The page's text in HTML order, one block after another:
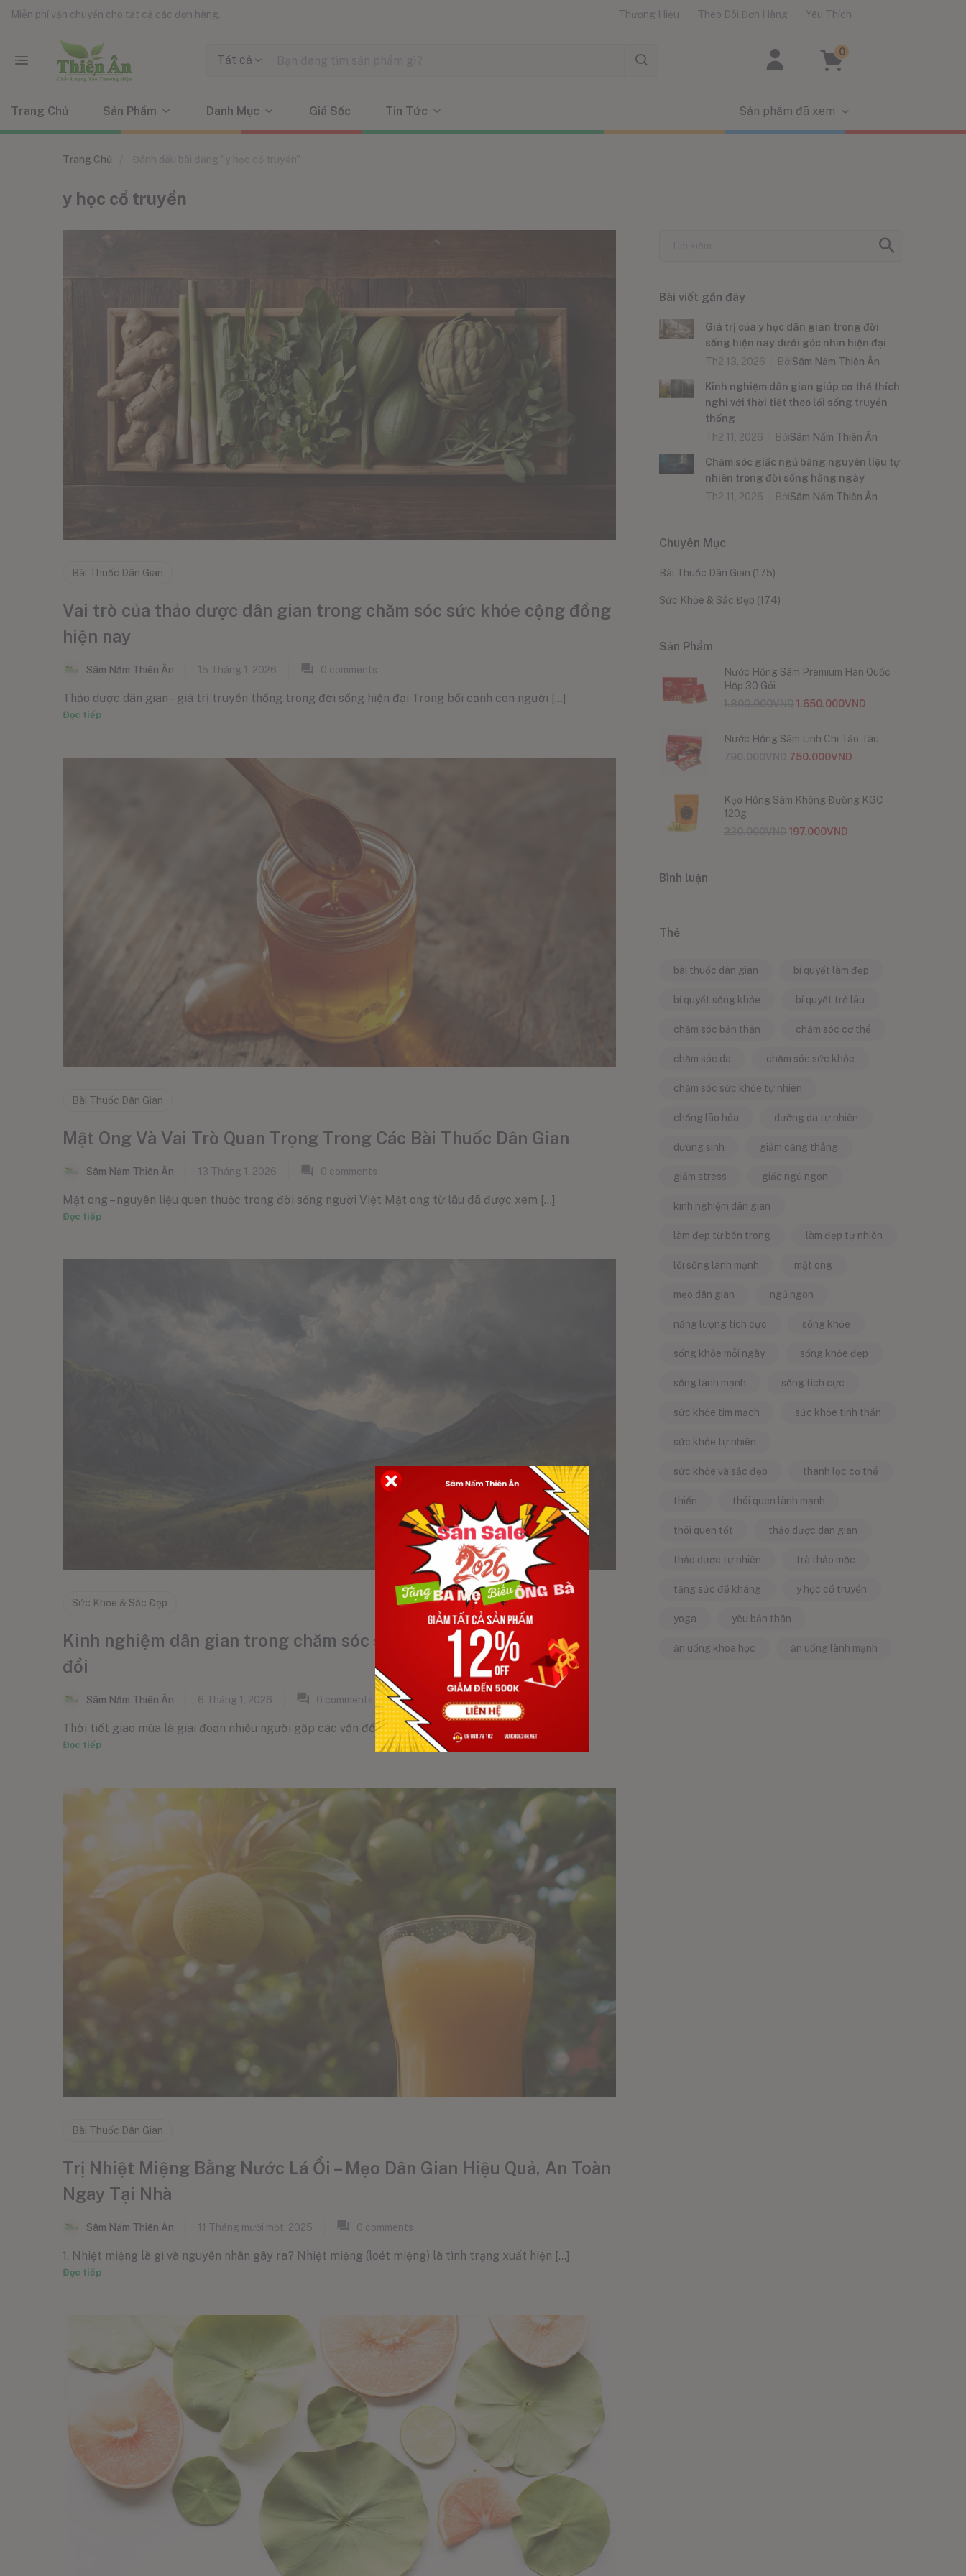
Miễn phí vận chuyển cho tất cả các đơn hàng. Thương Hiệu Theo Dõi Đơn Hàng Yêu Thích
Tất cả
0
Trang Chủ Sản Phẩm Danh Mục Giá Sốc Tin Tức Sản phẩm đã xem
Trang Chủ
y học cổ truyền
Bài Thuốc Dân Gian
Vai trò của thảo dược dân gian trong chăm sóc sức khỏe cộng đồng
hiện nay
Sâm Nấm Thiên Ân 15 Tháng 1, 2026 0 comments
Thảo dược dân gian – giá trị truyền thống trong đời sống hiện đại Trong bối cảnh con người [...]
Đọc tiếp
Bài Thuốc Dân Gian
Mật Ong Và Vai Trò Quan Trọng Trong Các Bài Thuốc Dân Gian
Sâm Nấm Thiên Ân 13 Tháng 1, 2026 0 comments
Mật ong – nguyên liệu quen thuộc trong đời sống người Việt Mật ong từ lâu đã được xem [...]
Đọc tiếp
Sức Khỏe & Sắc Đẹp
Kinh nghiệm dân gian trong chăm sóc sức khỏe khi thời tiết thay
đổi
Sâm Nấm Thiên Ân 6 Tháng 1, 2026 0 comments
Thời tiết giao mùa là giai đoạn nhiều người gặp các vấn đề như mệt mỏi, cảm lạnh, rối [...]
Đọc tiếp
Bài Thuốc Dân Gian
Trị Nhiệt Miệng Bằng Nước Lá Ổi – Mẹo Dân Gian Hiệu Quả, An Toàn
Ngay Tại Nhà
Sâm Nấm Thiên Ân 11 Tháng mười một, 2025 0 comments
1. Nhiệt miệng là gì và nguyên nhân gây ra? Nhiệt miệng (loét miệng) là tình trạng xuất hiện [...]
Đọc tiếp
Bài viết gần đây
Giá trị của y học dân gian trong đời
sống hiện nay dưới góc nhìn hiện đại
Th2 13, 2026
BởiSâm Nấm Thiên Ân
Kinh nghiệm dân gian giúp cơ thể thích
nghi với thời tiết theo lối sống truyền
thống
Th2 11, 2026
BởiSâm Nấm Thiên Ân
Chăm sóc giấc ngủ bằng nguyên liệu tự
nhiên trong đời sống hằng ngày
Th2 11, 2026
BởiSâm Nấm Thiên Ân
Chuyên Mục
Bài Thuốc Dân Gian (175)
Sức Khỏe & Sắc Đẹp (174)
Sản Phẩm
Nước Hồng Sâm Premium Hàn Quốc
Hộp 30 Gói
1.650.000VND
Nước Hồng Sâm Linh Chi Táo Tàu
750.000VND
Kẹo Hồng Sâm Không Đường KGC
120g
197.000VND
Bình luận
Thẻ
bài thuốc dân gian bí quyết làm đẹp
bí quyết sống khỏe bí quyết trẻ lâu
chăm sóc bản thân chăm sóc cơ thể
chăm sóc da chăm sóc sức khỏe
chăm sóc sức khỏe tự nhiên
chống lão hóa dưỡng da tự nhiên
dưỡng sinh giảm căng thẳng
giảm stress giấc ngủ ngon
kinh nghiệm dân gian
làm đẹp từ bên trong làm đẹp tự nhiên
lối sống lành mạnh mật ong
mẹo dân gian ngủ ngon
năng lượng tích cực sống khỏe
sống khỏe mỗi ngày sống khỏe đẹp
sống lành mạnh sống tích cực
sức khỏe tim mạch sức khỏe tinh thần
sức khỏe tự nhiên
sức khỏe và sắc đẹp thanh lọc cơ thể
thiền thói quen lành mạnh
thói quen tốt thảo dược dân gian
thảo dược tự nhiên trà thảo mộc
tăng sức đề kháng y học cổ truyền
yoga yêu bản thân
ăn uống khoa học ăn uống lành mạnh